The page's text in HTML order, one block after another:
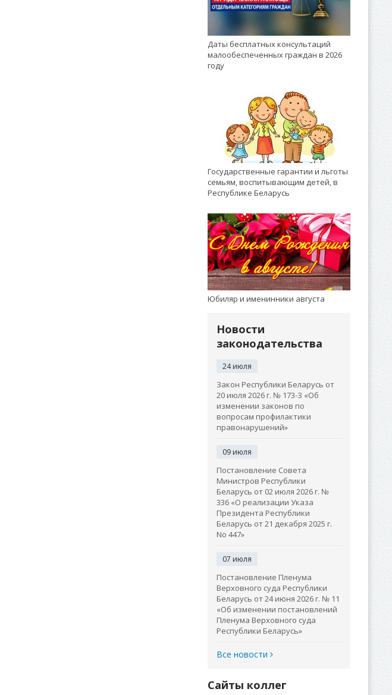
Даты бесплатных консультаций
малообеспеченных граждан в 2026
году
Государственные гарантии и льготы
семьям, воспитывающим детей, в
Республике Беларусь
Юбиляр и именинники августа
Новости
законодательства
24 июля
Закон Республики Беларусь от
20 июля 2026 г. № 173-З «Об
изменении законов по
вопросам профилактики
правонарушений»
09 июля
Постановление Совета
Министров Республики
Беларусь от 02 июля 2026 г. №
336 «О реализации Указа
Президента Республики
Беларусь от 21 декабря 2025 г.
No 447»
07 июля
Постановление Пленума
Верховного суда Республики
Беларусь от 24 июня 2026 г. № 11
«Об изменении постановлений
Пленума Верховного суда
Республики Беларусь»
Все новости
Сайты коллег